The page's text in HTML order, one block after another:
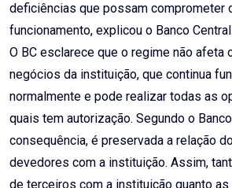
deficiências que possam comprometer
funcionamento, explicou o Banco Central.
O BC esclarece que o regime não afeta
negócios da instituição, que continua
normalmente e pode realizar todas as
quais tem autorização. Segundo o
consequência, é preservada a relação
devedores com a instituição. Assim,
de terceiros com a instituição quanto